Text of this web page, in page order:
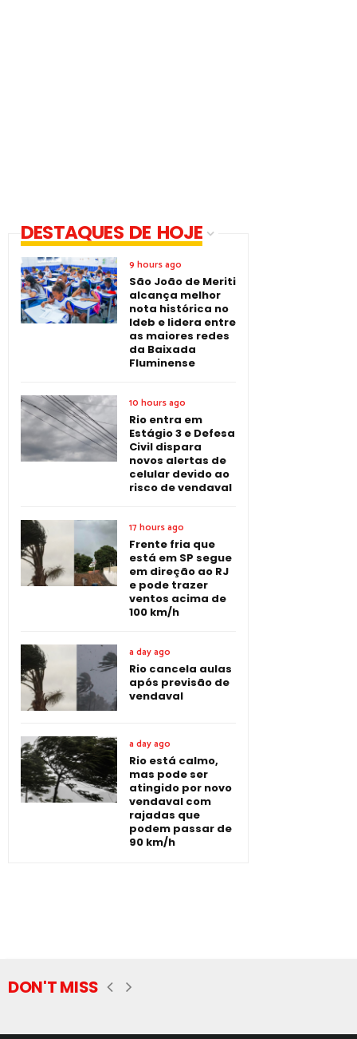
DESTAQUES DE HOJE
9 hours ago
São João de Meriti
alcança melhor
nota histórica no
Ideb e lidera entre
as maiores redes
da Baixada
Fluminense
10 hours ago
Rio entra em
Estágio 3 e Defesa
Civil dispara
novos alertas de
celular devido ao
risco de vendaval
17 hours ago
Frente fria que
está em SP segue
em direção ao RJ
e pode trazer
ventos acima de
100 km/h
a day ago
Rio cancela aulas
após previsão de
vendaval
a day ago
Rio está calmo,
mas pode ser
atingido por novo
vendaval com
rajadas que
podem passar de
90 km/h
DON'T MISS